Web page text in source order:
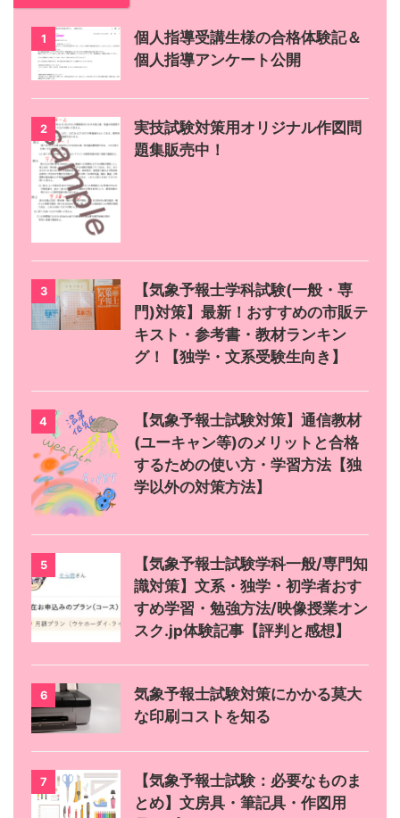
1
個人指導受講生様の合格体験記＆
個人指導アンケート公開
2
実技試験対策用オリジナル作図問
題集販売中！
3
【気象予報士学科試験(一般・専
門)対策】最新！おすすめの市販テ
キスト・参考書・教材ランキン
グ！【独学・文系受験生向き】
4
【気象予報士試験対策】通信教材
(ユーキャン等)のメリットと合格
するための使い方・学習方法【独
学以外の対策方法】
5
【気象予報士試験学科一般/専門知
識対策】文系・独学・初学者おす
すめ学習・勉強方法/映像授業オン
スク.jp体験記事【評判と感想】
6
気象予報士試験対策にかかる莫大
な印刷コストを知る
7
【気象予報士試験：必要なものま
とめ】文房具・筆記具・作図用